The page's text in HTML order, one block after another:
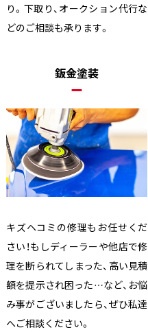
り。下取り、オークション代行な
どのご相談も承ります。
鈑金塗装
キズヘコミの修理もお任せくだ
さい！もしディーラーや他店で修
理を断られてしまった、高い見積
額を提示され困った…など、お悩
み事がございましたら、ぜひ私達
へご相談ください。